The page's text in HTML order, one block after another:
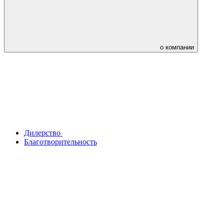
о компании
Дилерство
Благотворительность